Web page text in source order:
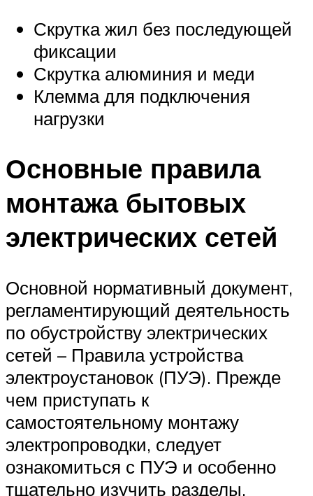
Скрутка жил без последующей
фиксации
Скрутка алюминия и меди
Клемма для подключения
нагрузки
Основные правила
монтажа бытовых
электрических сетей
Основной нормативный документ,
регламентирующий деятельность
по обустройству электрических
сетей – Правила устройства
электроустановок (ПУЭ). Прежде
чем приступать к
самостоятельному монтажу
электропроводки, следует
ознакомиться с ПУЭ и особенно
тщательно изучить разделы,